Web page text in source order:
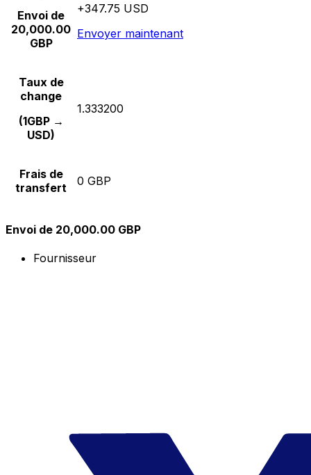
Envoi de
20,000.00
GBP
+347.75 USD
Envoyer maintenant
Taux de
change
(1GBP →
USD)
1.333200
Frais de
transfert
0 GBP
Envoi de 20,000.00 GBP
Fournisseur